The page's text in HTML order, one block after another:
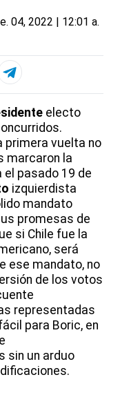
04, 2022 | 12:01 a.
electo
primera vuelta no
marcaron la
el pasado 19 de
izquierdista
mandato
promesas de
si Chile fue la
será
ese mandato, no
de los votos
representadas
para Boric, en
sin un arduo